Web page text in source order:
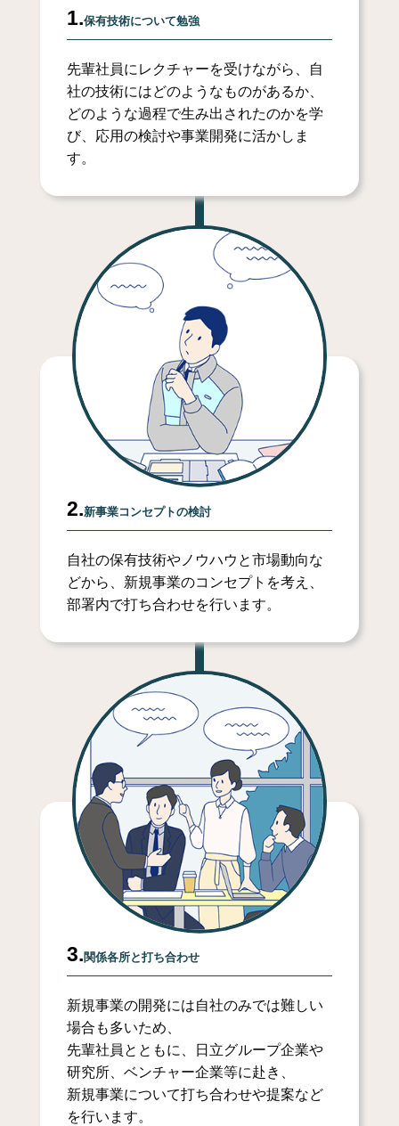
1.保有技術について勉強
先輩社員にレクチャーを受けながら、自
社の技術にはどのようなものがあるか、
どのような過程で生み出されたのかを学
び、応用の検討や事業開発に活かしま
す。
2.新事業コンセプトの検討
自社の保有技術やノウハウと市場動向な
どから、新規事業のコンセプトを考え、
部署内で打ち合わせを行います。
3. 関係各所と打ち合わせ
新規事業の開発には自社のみでは難しい
場合も多いため、
先輩社員とともに、日立グループ企業や
研究所、ベンチャー企業等に赴き、
新規事業について打ち合わせや提案など
を行います。